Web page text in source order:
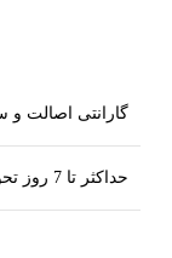
گارانتی اصالت و
حداکثر تا 7 روز تحویل داده می شود.